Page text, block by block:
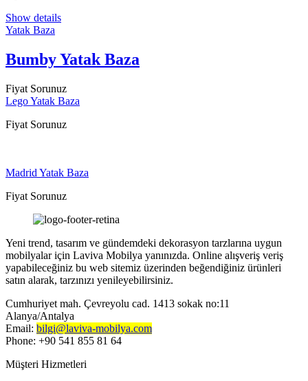
Show details
Yatak Baza
Bumby Yatak Baza
Fiyat Sorunuz
Lego Yatak Baza
Fiyat Sorunuz
Madrid Yatak Baza
Fiyat Sorunuz
Yeni trend, tasarım ve gündemdeki dekorasyon tarzlarına uygun
mobilyalar için Laviva Mobilya yanınızda. Online alışveriş veriş
yapabileceğiniz bu web sitemiz üzerinden beğendiğiniz ürünleri
satın alarak, tarzınızı yenileyebilirsiniz.
Cumhuriyet mah. Çevreyolu cad. 1413 sokak no:11
Alanya/Antalya
Email: bilgi@laviva-mobilya.com
Phone: +90 541 855 81 64
Müşteri Hizmetleri